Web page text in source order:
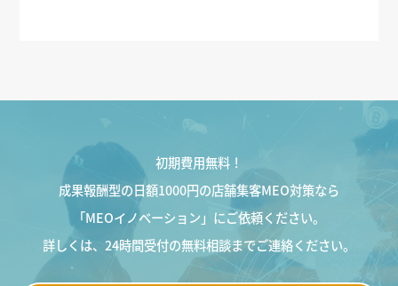
初期費用無料！
成果報酬型の日額1000円の店舗集客MEO対策なら
「MEOイノベーション」にご依頼ください。
詳しくは、24時間受付の無料相談までご連絡ください。